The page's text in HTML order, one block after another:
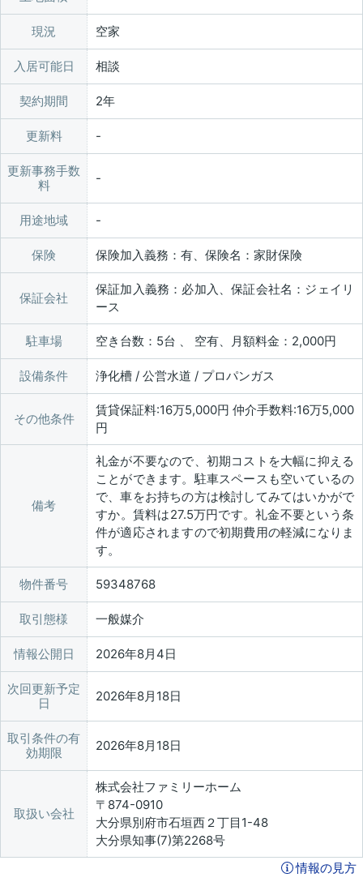
現況 空家
入居可能日 相談
契約期間 2年
更新料
更新事務手数
料
用途地域
保険 保険加入義務：有、保険名：家財保険
保証会社
保証加入義務：必加入、保証会社名：ジェイリ
ース
駐車場 空き台数：5台 、 空有、月額料金：2,000円
設備条件 浄化槽 / 公営水道 / プロパンガス
その他条件
賃貸保証料:16万5,000円 仲介手数料:16万5,000
円
備考
礼金が不要なので、初期コストを大幅に抑える
ことができます。駐車スペースも空いているの
で、車をお持ちの方は検討してみてはいかがで
すか。賃料は27.5万円です。礼金不要という条
件が適応されますので初期費用の軽減になりま
す。
物件番号 59348768
取引態様 一般媒介
情報公開日 2026年8月4日
次回更新予定
日
2026年8月18日
取引条件の有
効期限
2026年8月18日
取扱い会社
株式会社ファミリーホーム
〒874-0910
大分県別府市石垣西２丁目1-48
大分県知事(7)第2268号
情報の見方